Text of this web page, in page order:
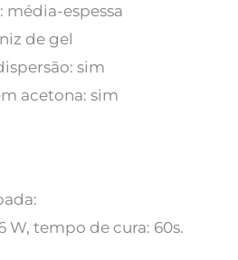
média-espessa
de gel
sim
acetona: sim
W, tempo de cura: 60s.